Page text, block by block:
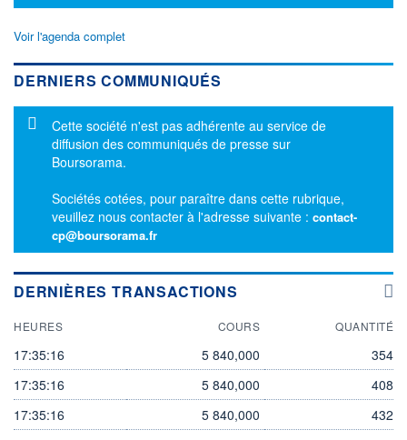
Voir l'agenda complet
DERNIERS COMMUNIQUÉS
Message d'information
Cette société n'est pas adhérente au service de
diffusion des communiqués de presse sur
Boursorama.
Sociétés cotées, pour paraître dans cette rubrique,
veuillez nous contacter à l'adresse suivante : contact-
cp@boursorama.fr
DERNIÈRES TRANSACTIONS
HEURES COURS QUANTITÉ
17:35:16 5 840,000
354
17:35:16
5 840,000
408
17:35:16
5 840,000
432